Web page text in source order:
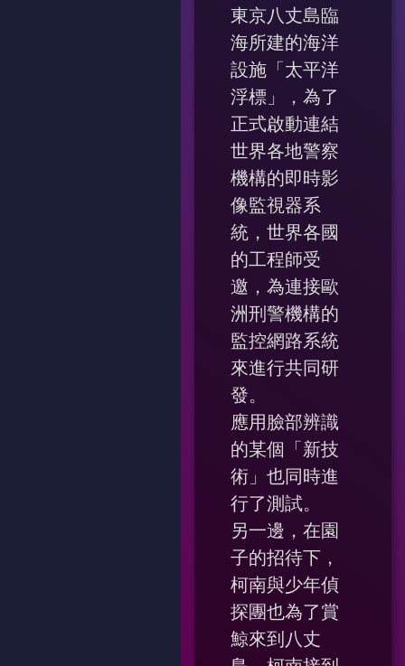
東京八丈島臨
海所建的海洋
設施「太平洋
浮標」，為了
正式啟動連結
世界各地警察
機構的即時影
像監視器系
統，世界各國
的工程師受
邀，為連接歐
洲刑警機構的
監控網路系統
來進行共同研
發。
應用臉部辨識
的某個「新技
術」也同時進
行了測試。
另一邊，在園
子的招待下，
柯南與少年偵
探團也為了賞
鯨來到八丈